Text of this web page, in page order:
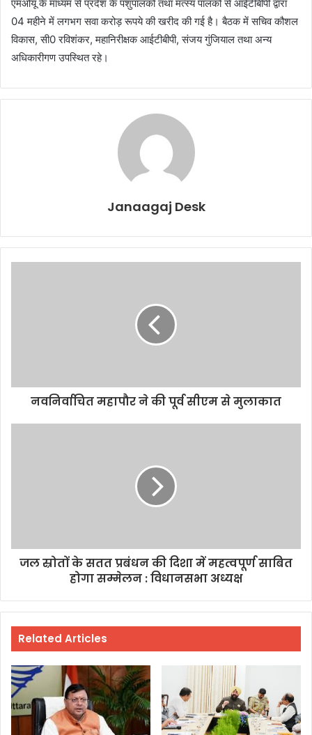
एमओयू के माध्यम से प्रदेश के पशुपालकों तथा मत्स्य पालकों से आईटीबीपी द्वारा
04 महीने में लगभग सवा करोड़ रूपये की खरीद की गई है। बैठक में सचिव कौशल
विकास, सी0 रविशंकर, महानिरीक्षक आईटीबीपी, संजय गुंजियाल तथा अन्य
अधिकारीगण उपस्थित रहे।
Janaagaj Desk
नवनिर्वाचित महापौर ने की पूर्व सीएम से मुलाकात
जल स्रोतों के सतत प्रबंधन की दिशा में महत्वपूर्ण साबित
होगा सम्मेलन : विधानसभा अध्यक्ष
Related Articles